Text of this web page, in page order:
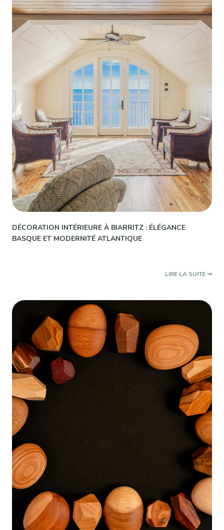
DÉCORATION INTÉRIEURE À BIARRITZ : ÉLÉGANCE
BASQUE ET MODERNITÉ ATLANTIQUE